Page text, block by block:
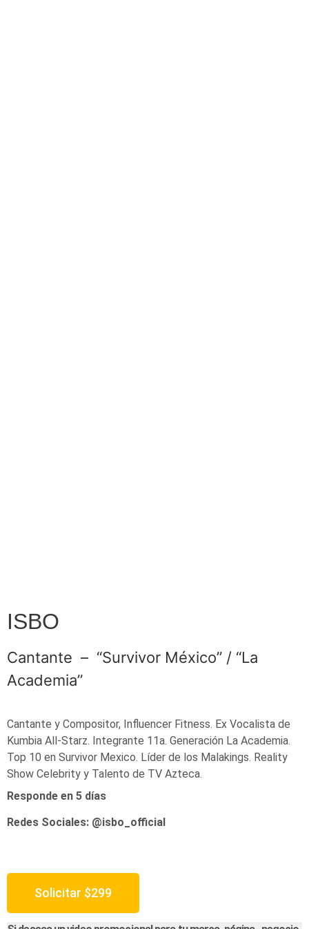
ISBO
Cantante – “Survivor México” / “La
Academia”
Cantante y Compositor, Influencer Fitness. Ex Vocalista de
Kumbia All-Starz. Integrante 11a. Generación La Academia.
Top 10 en Survivor Mexico. Líder de los Malakings. Reality
Show Celebrity y Talento de TV Azteca.
Responde en 5 días
Redes Sociales: @isbo_official
Solicitar $299